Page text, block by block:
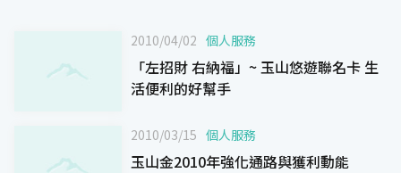
2010/04/02 個人服務
「左招財 右納福」~ 玉山悠遊聯名卡 生
活便利的好幫手
2010/03/15 個人服務
玉山金2010年強化通路與獲利動能